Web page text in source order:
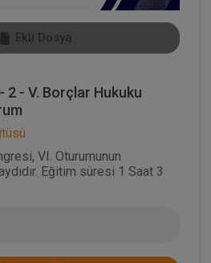
Ekli Dosya
2 - V. Borçlar Hukuku
VI. Oturumunun
Eğitim süresi 1 Saat 3